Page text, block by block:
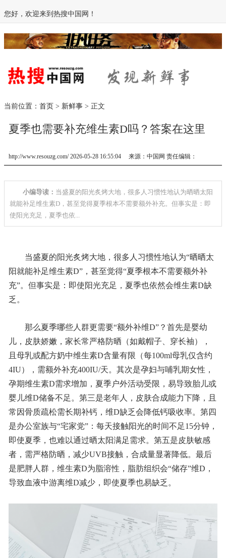
您好，欢迎来到热搜中国网！
当前位置： 首页 > 新鲜事 > 正文
夏季也需要补充维生素D吗？答案在这里
http://www.resouzg.com/ 2026-05-28 16:55:04 来源：中国网 责任编辑：
小编导读： 当盛夏的阳光炙烤大地，很多人习惯性地认为晒晒太阳
就能补足维生素D，甚至觉得夏季根本不需要额外补充。但事实是：即
使阳光充足，夏季也依...
当盛夏的阳光炙烤大地，很多人习惯性地认为“晒晒太
阳就能补足维生素D”，甚至觉得“夏季根本不需要额外补
充”。但事实是：即使阳光充足，夏季也依然会维生素D缺
乏。
那么夏季哪些人群更需要“额外补维D”？首先是婴幼
儿，皮肤娇嫩，家长常严格防晒（如戴帽子、穿长袖），
且母乳或配方奶中维生素D含量有限（每100ml母乳仅含约
4IU），需额外补充400IU/天。其次是孕妇与哺乳期女性，
孕期维生素D需求增加，夏季户外活动受限，易导致胎儿或
婴儿维D储备不足。第三是老年人，皮肤合成能力下降，且
常因骨质疏松需长期补钙，维D缺乏会降低钙吸收率。第四
是办公室族与“宅家党”：每天接触阳光的时间不足15分钟，
即使夏季，也难以通过晒太阳满足需求。第五是皮肤敏感
者，需严格防晒，减少UVB接触，合成量显著降低。最后
是肥胖人群，维生素D为脂溶性，脂肪组织会“储存”维D，
导致血液中游离维D减少，即使夏季也易缺乏。